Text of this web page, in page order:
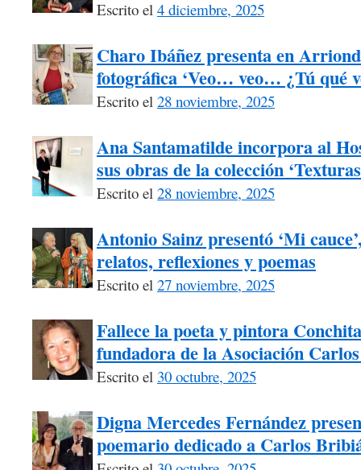
Escrito el 4 diciembre, 2025
Charo Ibáñez presenta en
fotográfica ‘Veo… veo… ¿Tú qué
Escrito el 28 noviembre, 2025
Ana Santamatilde incorpora al
sus obras de la colección
Escrito el 28 noviembre, 2025
Antonio Sainz presentó ‘Mi
relatos, reflexiones y poemas
Escrito el 27 noviembre, 2025
Fallece la poeta y pintora
fundadora de la Asociación
Escrito el 30 octubre, 2025
Digna Mercedes Fernández
poemario dedicado a Carlos